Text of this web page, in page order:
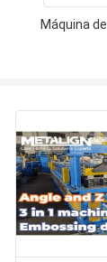
Máquina